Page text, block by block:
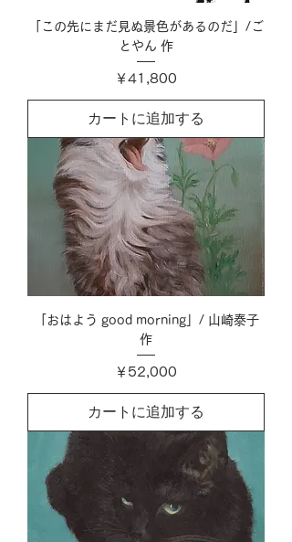
「この先にまだ見ぬ景色があるのだ」/ご
とやん 作
価格
￥41,800
カートに追加する
「おはよう good morning」/ 山崎泰子
作
価格
￥52,000
カートに追加する